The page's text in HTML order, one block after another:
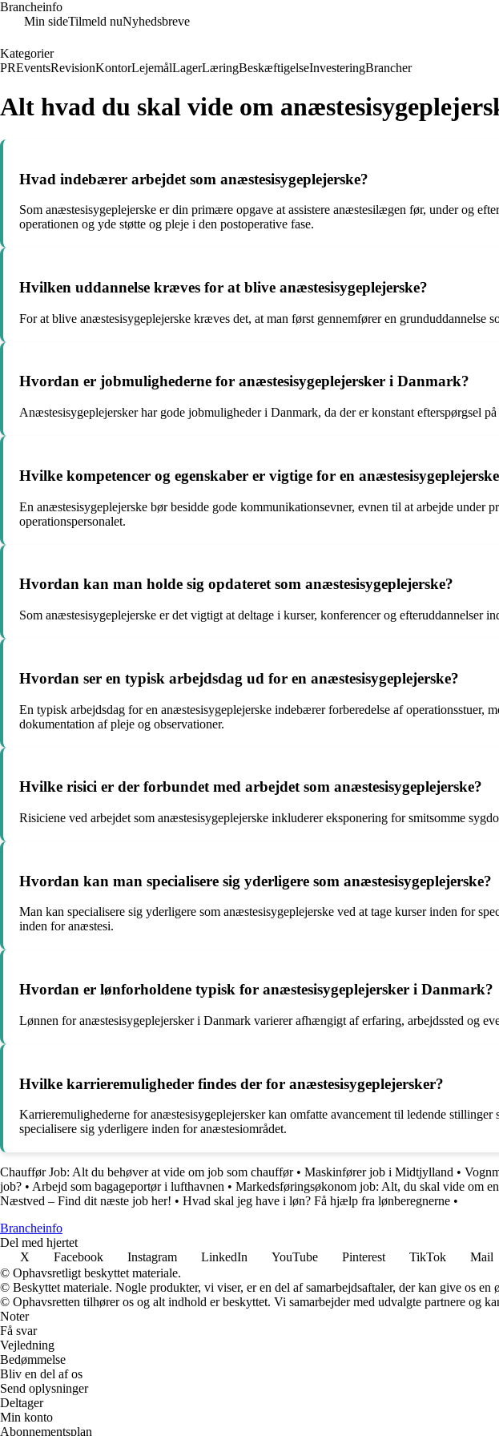
Brancheinfo
Min sideTilmeld nuNyhedsbreve
Kategorier
PREventsRevisionKontorLejemålLagerLæringBeskæftigelseInvesteringBrancher
Alt hvad du skal vide om
Hvad indebærer arbejdet som anæstesisygeplejerske?
Som anæstesisygeplejerske er din primære opgave at assistere anæstesilægen før, under og
operationen og yde støtte og pleje i den postoperative fase.
Hvilken uddannelse kræves for at blive anæstesisygeplejerske?
For at blive anæstesisygeplejerske kræves det, at man først gennemfører en grunduddannelse
Hvordan er jobmulighederne for anæstesisygeplejersker i Danmark?
Anæstesisygeplejersker har gode jobmuligheder i Danmark, da der er konstant efterspørgsel
Hvilke kompetencer og egenskaber er vigtige for en
En anæstesisygeplejerske bør besidde gode kommunikationsevner, evnen til at arbejde under
operationspersonalet.
Hvordan kan man holde sig opdateret som anæstesisygeplejerske?
Som anæstesisygeplejerske er det vigtigt at deltage i kurser, konferencer og efteruddannelser
Hvordan ser en typisk arbejdsdag ud for en anæstesisygeplejerske?
En typisk arbejdsdag for en anæstesisygeplejerske indebærer forberedelse af operationsstuer,
dokumentation af pleje og observationer.
Hvilke risici er der forbundet med arbejdet som anæstesisygeplejerske?
Risiciene ved arbejdet som anæstesisygeplejerske inkluderer eksponering for smitsomme
Hvordan kan man specialisere sig yderligere som anæstesisygeplejerske?
Man kan specialisere sig yderligere som anæstesisygeplejerske ved at tage kurser inden for
inden for anæstesi.
Hvordan er lønforholdene typisk for anæstesisygeplejersker i Danmark?
Lønnen for anæstesisygeplejersker i Danmark varierer afhængigt af erfaring, arbejdssted og
Hvilke karrieremuligheder findes der for anæstesisygeplejersker?
Karrieremulighederne for anæstesisygeplejersker kan omfatte avancement til ledende
specialisere sig yderligere inden for anæstesiområdet.
Chauffør Job: Alt du behøver at vide om job som chauffør• Maskinfører job i Midtjylland •
job? • Arbejd som bagageportør i lufthavnen • Markedsføringsøkonom job: Alt, du skal vide om
Næstved – Find dit næste job her! • Hvad skal jeg have i løn? Få hjælp fra lønberegnerne •
Brancheinfo
Del med hjertet
X
Facebook Instagram LinkedIn YouTube Pinterest TikTok Mail
© Ophavsretligt beskyttet materiale.
© Beskyttet materiale. Nogle produkter, vi viser, er en del af samarbejdsaftaler, der kan give os en
© Ophavsretten tilhører os og alt indhold er beskyttet. Vi samarbejder med udvalgte partnere og
Noter
Få svar
Vejledning
Bedømmelse
Bliv en del af os
Send oplysninger
Deltager
Min konto
Abonnementsplan